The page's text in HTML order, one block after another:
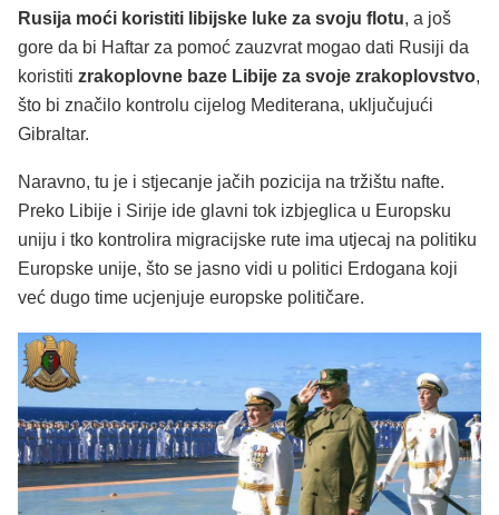
Rusija moći koristiti libijske luke za svoju flotu, a još
gore da bi Haftar za pomoć zauzvrat mogao dati Rusiji da
koristiti zrakoplovne baze Libije za svoje zrakoplovstvo,
što bi značilo kontrolu cijelog Mediterana, uključujući
Gibraltar.
Naravno, tu je i stjecanje jačih pozicija na tržištu nafte.
Preko Libije i Sirije ide glavni tok izbjeglica u Europsku
uniju i tko kontrolira migracijske rute ima utjecaj na politiku
Europske unije, što se jasno vidi u politici Erdogana koji
već dugo time ucjenjuje europske političare.